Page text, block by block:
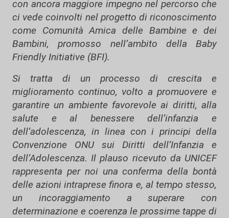
con ancora maggiore impegno nel percorso che
ci vede coinvolti nel progetto di riconoscimento
come Comunità Amica delle Bambine e dei
Bambini, promosso nell’ambito della Baby
Friendly Initiative (BFI).
Si tratta di un processo di crescita e
miglioramento continuo, volto a promuovere e
garantire un ambiente favorevole ai diritti, alla
salute e al benessere dell’infanzia e
dell’adolescenza, in linea con i principi della
Convenzione ONU sui Diritti dell’Infanzia e
dell’Adolescenza. Il plauso ricevuto da UNICEF
rappresenta per noi una conferma della bontà
delle azioni intraprese finora e, al tempo stesso,
un incoraggiamento a superare con
determinazione e coerenza le prossime tappe di